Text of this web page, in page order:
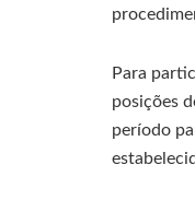
Para
posições
período